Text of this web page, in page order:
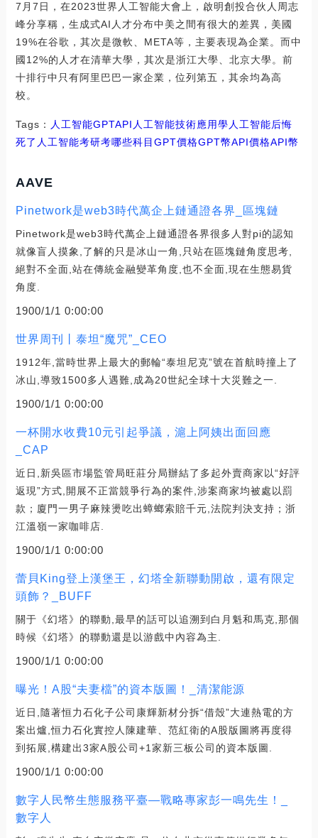
7月7日，在2023世界人工智能大會上，啟明創投合伙人周志
峰分享稱，生成式AI人才分布中美之間有很大的差異，美國
19%在谷歌，其次是微軟、META等，主要表現為企業。而中
國12%的人才在清華大學，其次是浙江大學、北京大學。前
十排行中只有阿里巴巴一家企業，位列第五，其余均為高
校。
Tags： 人工智能GPTAPI人工智能技術應用學人工智能后悔
死了 人工智能考研考哪些科目GPT價格GPT幣API價格API幣
AAVE
Pinetwork是web3時代萬企上鏈通證各界_區塊鏈
Pinetwork是web3時代萬企上鏈通證各界很多人對pi的認知
就像盲人摸象,了解的只是冰山一角,只站在區塊鏈角度思考,
絕對不全面,站在傳統金融變革角度,也不全面,現在生態易貨
角度.
1900/1/1 0:00:00
世界周刊丨泰坦“魔咒”_CEO
1912年,當時世界上最大的郵輪“泰坦尼克”號在首航時撞上了
冰山,導致1500多人遇難,成為20世紀全球十大災難之一.
1900/1/1 0:00:00
一杯開水收費10元引起爭議，滬上阿姨出面回應
_CAP
近日,新吳區市場監管局旺莊分局辦結了多起外賣商家以“好評
返現”方式,開展不正當競爭行為的案件,涉案商家均被處以罰
款；廈門一男子麻辣燙吃出蟑螂索賠千元,法院判決支持；浙
江溫嶺一家咖啡店.
1900/1/1 0:00:00
蕾貝King登上漢堡王，幻塔全新聯動開啟，還有限定
頭飾？_BUFF
關于《幻塔》的聯動,最早的話可以追溯到白月魁和馬克,那個
時候《幻塔》的聯動還是以游戲中內容為主.
1900/1/1 0:00:00
曝光！A股“夫妻檔”的資本版圖！_清潔能源
近日,隨著恒力石化子公司康輝新材分拆“借殼”大連熱電的方
案出爐,恒力石化實控人陳建華、范紅衛的A股版圖將再度得
到拓展,構建出3家A股公司+1家新三板公司的資本版圖.
1900/1/1 0:00:00
數字人民幣生態服務平臺—戰略專家彭一鳴先生！_
數字人